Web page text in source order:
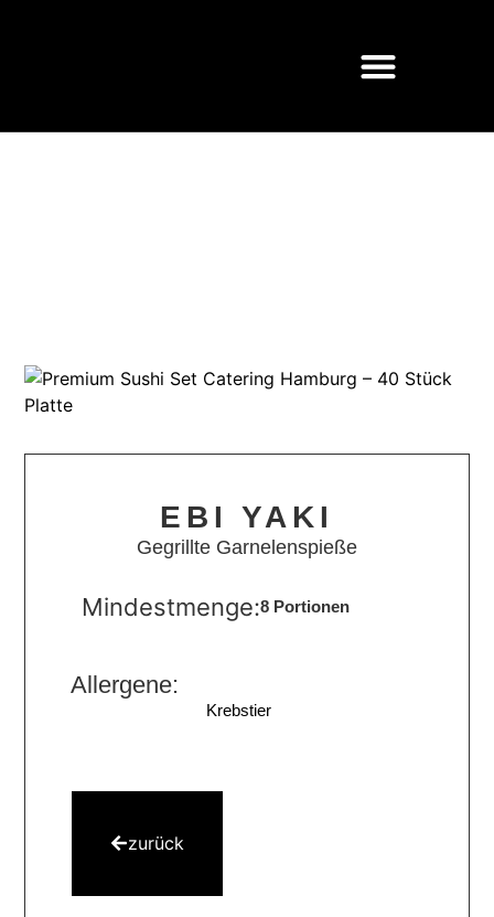
EBI YAKI
Gegrillte Garnelenspieße
Mindestmenge:8 Portionen
Allergene:
Krebstier
zurück